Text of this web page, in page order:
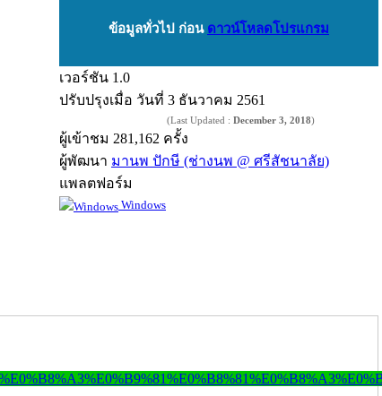
ข้อมูลทั่วไป ก่อน ดาวน์โหลดโปรแกรม
เวอร์ชัน 1.0
ปรับปรุงเมื่อ วันที่ 3 ธันวาคม 2561
(Last Updated : December 3, 2018)
ผู้เข้าชม 281,162 ครั้ง
ผู้พัฒนา มานพ ปักษี (ช่างนพ @ ศรีสัชนาลัย)
แพลตฟอร์ม
Windows